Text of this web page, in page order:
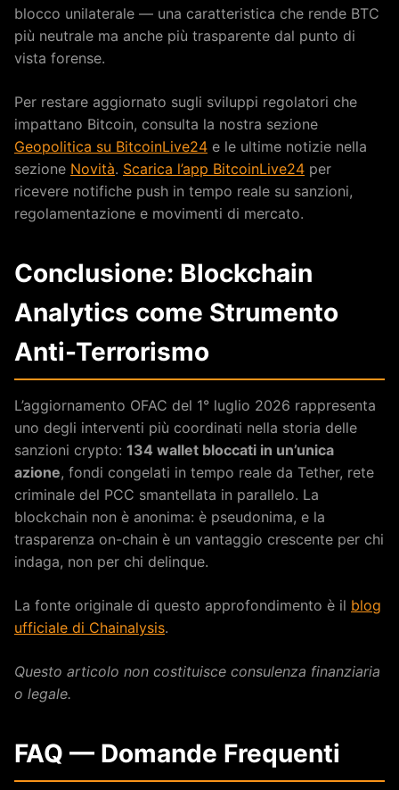
blocco unilaterale — una caratteristica che rende BTC
più neutrale ma anche più trasparente dal punto di
vista forense.
Per restare aggiornato sugli sviluppi regolatori che
impattano Bitcoin, consulta la nostra sezione
Geopolitica su BitcoinLive24 e le ultime notizie nella
sezione Novità. Scarica l’app BitcoinLive24 per
ricevere notifiche push in tempo reale su sanzioni,
regolamentazione e movimenti di mercato.
Conclusione: Blockchain
Analytics come Strumento
Anti-Terrorismo
L’aggiornamento OFAC del 1° luglio 2026 rappresenta
uno degli interventi più coordinati nella storia delle
sanzioni crypto: 134 wallet bloccati in un’unica
azione, fondi congelati in tempo reale da Tether, rete
criminale del PCC smantellata in parallelo. La
blockchain non è anonima: è pseudonima, e la
trasparenza on-chain è un vantaggio crescente per chi
indaga, non per chi delinque.
La fonte originale di questo approfondimento è il blog
ufficiale di Chainalysis.
Questo articolo non costituisce consulenza finanziaria
o legale.
FAQ — Domande Frequenti